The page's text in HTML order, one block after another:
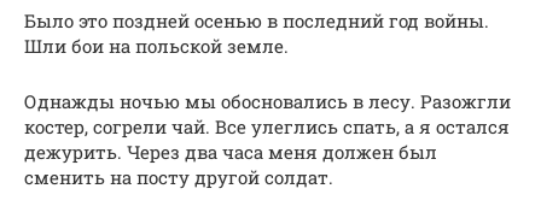
Было это поздней осенью в последний год войны.
Шли бои на польской земле.
Однажды ночью мы обосновались в лесу. Разожгли
костер, согрели чай. Все улеглись спать, а я остался
дежурить. Через два часа меня должен был
сменить на посту другой солдат.